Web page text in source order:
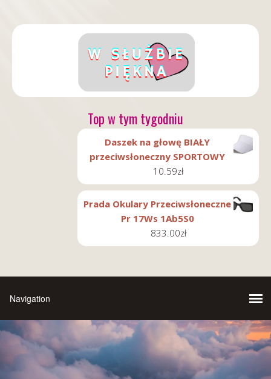
Top w tym tygodniu
Daszek na głowę BIAŁY
przeciwsłoneczny SPORTOWY
10.59zł
Prada Okulary Przeciwsłoneczne
Pr 17Ws 1Ab5S0
833.00zł